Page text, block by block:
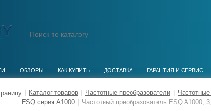
ОБЗОРЫ КАК КУПИТЬ ДОСТАВКА ГАРАНТИЯ И СЕРВИС
Каталог товаров Частотные преобразователи
ESQ серия А1000
Частотный преобразователь ESQ A1000,